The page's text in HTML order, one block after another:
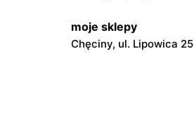
moje sklepy
Chęciny, ul. Lipowica 25